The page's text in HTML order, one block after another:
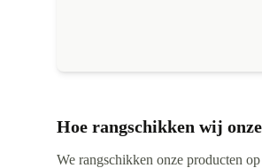
Hoe rangschikken wij
We rangschikken onze producten